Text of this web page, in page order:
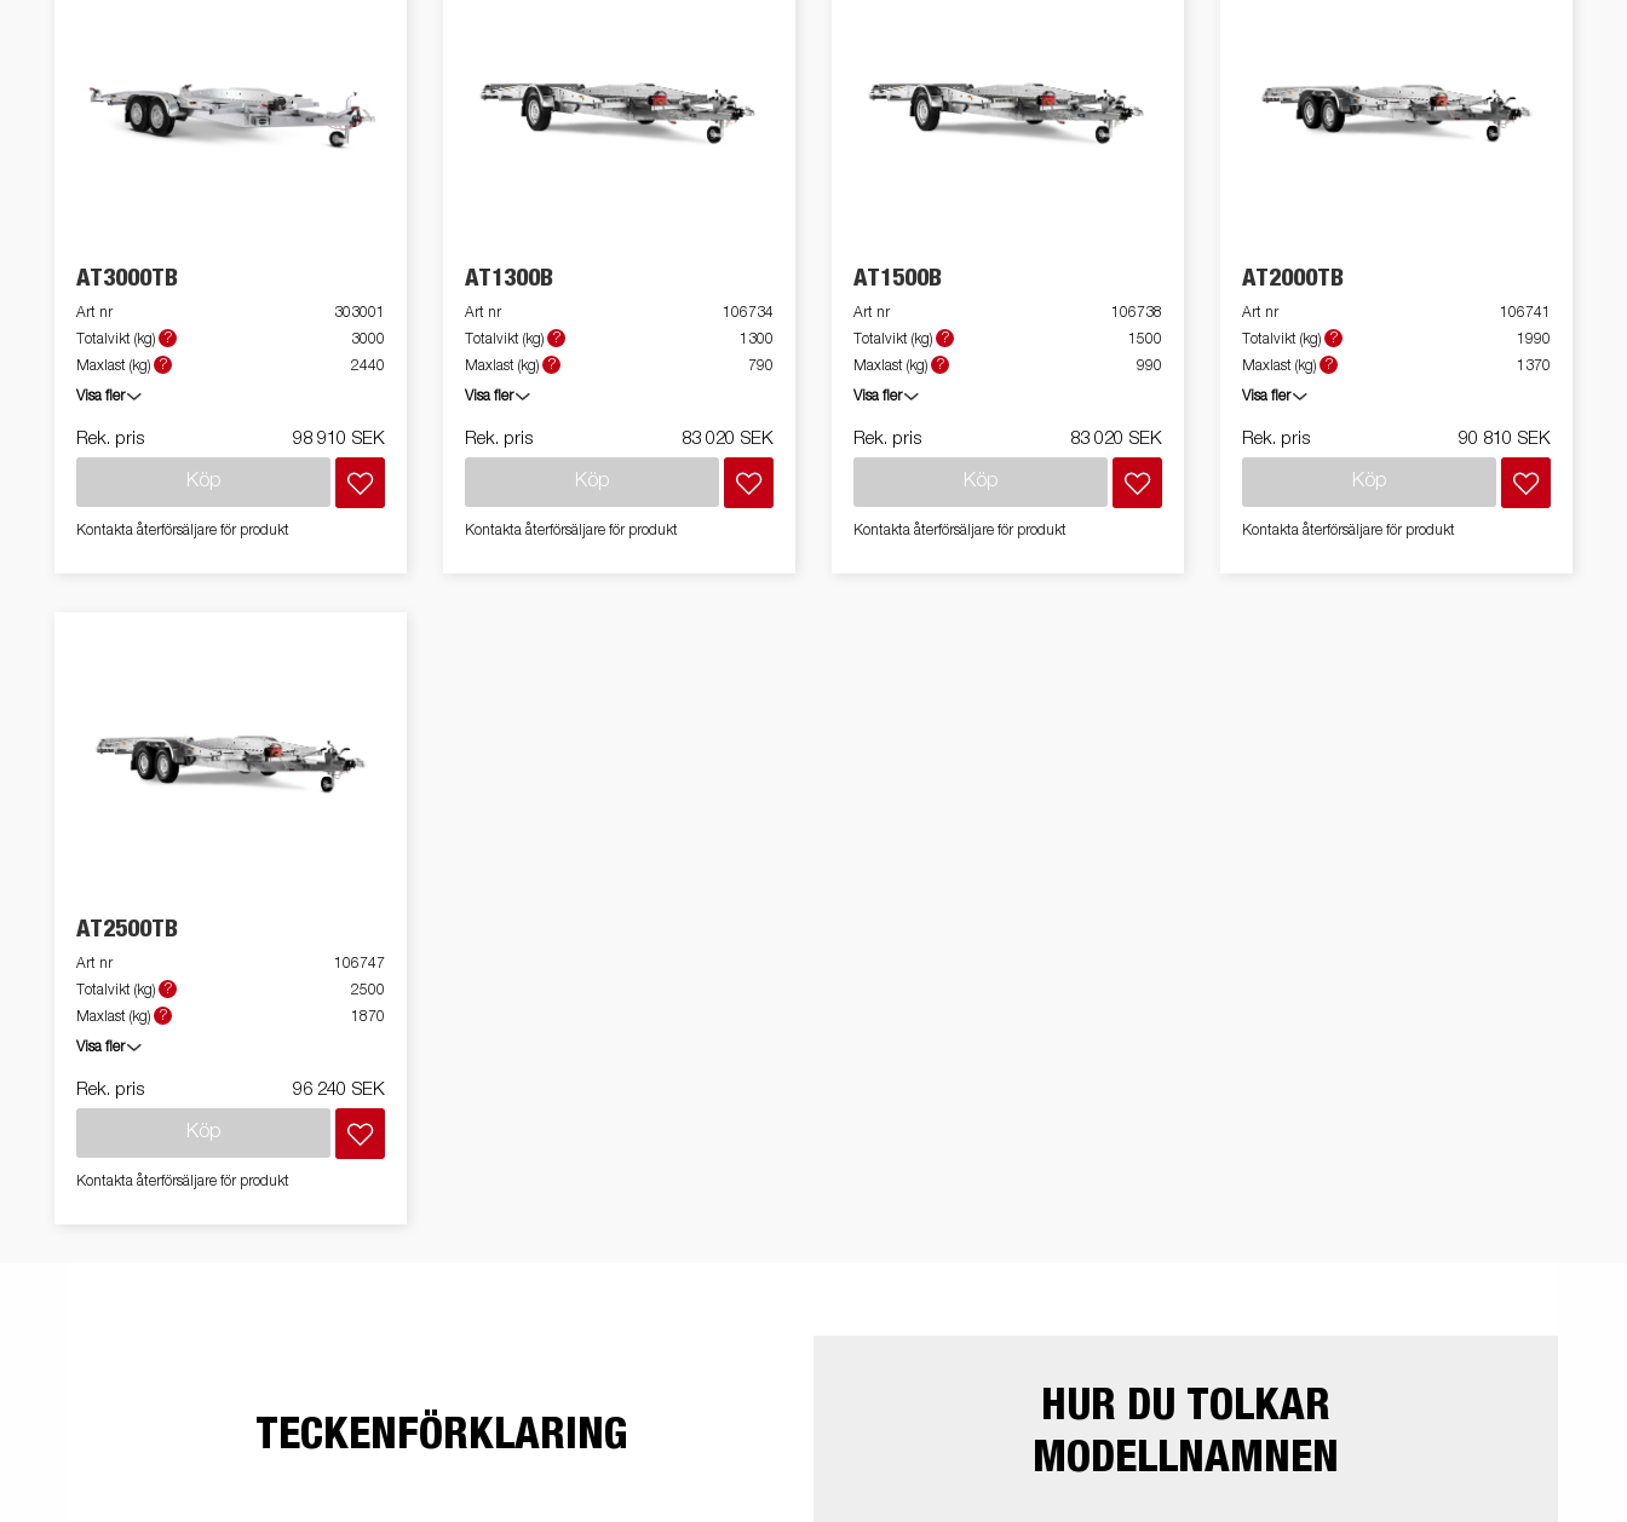
AT3000TB
Art nr
303001
Totalvikt (kg)
?
3000
Maxlast (kg)
? 2440
Visa fler
Rek. pris 98 910 SEK
Köp
Kontakta återförsäljare för produkt
AT1300B
Art nr
106734
Totalvikt (kg)
?
1300
Maxlast (kg)
? 790
Visa fler
Rek. pris 83 020 SEK
Köp
Kontakta återförsäljare för produkt
AT1500B
Art nr
106738
Totalvikt (kg)
?
1500
Maxlast (kg)
? 990
Visa fler
Rek. pris 83 020 SEK
Köp
Kontakta återförsäljare för produkt
AT2000TB
Art nr
106741
Totalvikt (kg)
?
1990
Maxlast (kg)
? 1370
Visa fler
Rek. pris 90 810 SEK
Köp
Kontakta återförsäljare för produkt
AT2500TB
Art nr
106747
Totalvikt (kg)
?
2500
Maxlast (kg)
? 1870
Visa fler
Rek. pris 96 240 SEK
Köp
Kontakta återförsäljare för produkt
TECKENFÖRKLARING
HUR DU TOLKAR
MODELLNAMNEN